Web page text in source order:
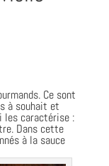
Ce sont
à souhait et
les caractérise :
Dans cette
à la sauce